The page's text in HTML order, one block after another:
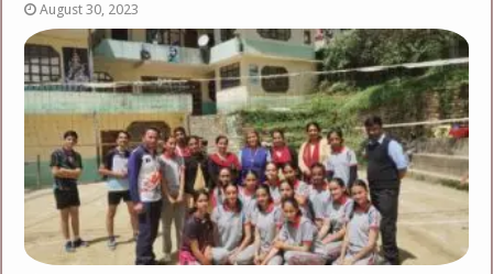
August 30, 2023